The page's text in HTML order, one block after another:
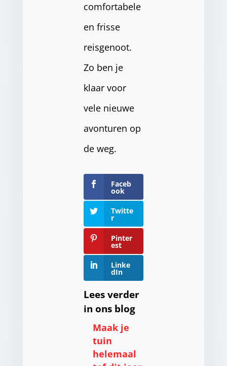
comfortabele
en frisse
reisgenoot.
Zo ben je
klaar voor
vele nieuwe
avonturen op
de weg.
Faceb
ook
Twitte
r
Pinter
est
Linke
dIn
Lees verder
in ons blog
Maak je
tuin
helemaal